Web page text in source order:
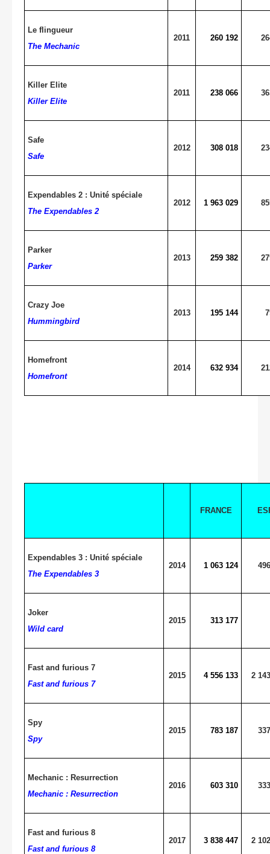
Le flingueur
The Mechanic
2011 260 192
Killer Elite
Killer Elite
2011 238 066
Safe
Safe
2012 308 018
Expendables 2 : Unité spéciale
The Expendables 2
2012 1 963 029
Parker
Parker
2013 259 382
Crazy Joe
Hummingbird
2013 195 144
Homefront
Homefront
2014 632 934
FRANCE
Expendables 3 : Unité spéciale
The Expendables 3
2014 1 063 124
Joker
Wild card
2015 313 177
Fast and furious 7
Fast and furious 7
2015 4 556 133 2
Spy
Spy
2015 783 187
Mechanic : Resurrection
Mechanic : Resurrection
2016 603 310
Fast and furious 8
Fast and furious 8
2017 3 838 447 2